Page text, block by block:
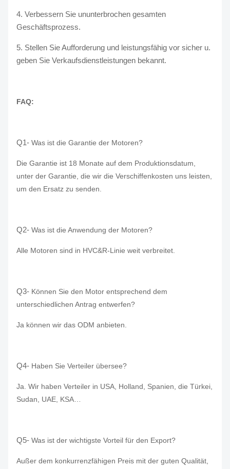
4. Verbessern Sie ununterbrochen gesamten
Geschäftsprozess.
5. Stellen Sie Aufforderung und leistungsfähig vor sicher u.
geben Sie Verkaufsdienstleistungen bekannt.
FAQ:
Q1- Was ist die Garantie der Motoren?
Die Garantie ist 18 Monate auf dem Produktionsdatum,
unter der Garantie, die wir die Verschiffenkosten uns leisten,
um den Ersatz zu senden.
Q2- Was ist die Anwendung der Motoren?
Alle Motoren sind in HVC&R-Linie weit verbreitet.
Q3- Können Sie den Motor entsprechend dem
unterschiedlichen Antrag entwerfen?
Ja können wir das ODM anbieten.
Q4- Haben Sie Verteiler übersee?
Ja. Wir haben Verteiler in USA, Holland, Spanien, die Türkei,
Sudan, UAE, KSA…
Q5- Was ist der wichtigste Vorteil für den Export?
Außer dem konkurrenzfähigen Preis mit der guten Qualität,